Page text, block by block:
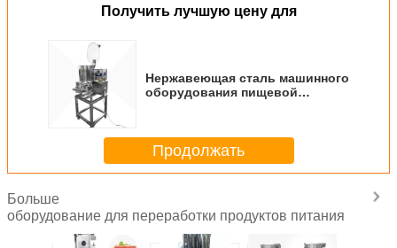
Получить лучшую цену для
Нержавеющая сталь машинного
оборудования пищевой
мяса
Продолжать
Больше
оборудование для переработки продуктов питания